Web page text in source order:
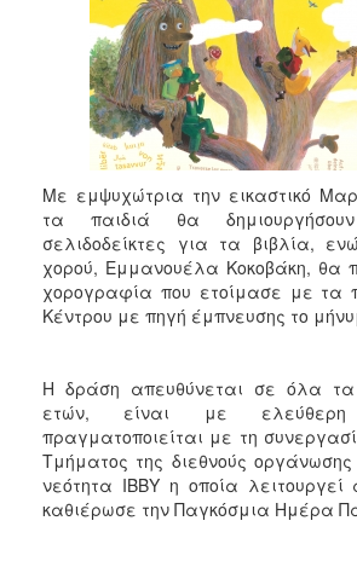
2012
2011
2010
2006
ΤΟΠΟΣ
ΑΝΘΕΚΤΙΚΗ
ΠΟΛΗ
Με εμψυχώτρια την εικαστικό
τα παιδιά θα
σελιδοδείκτες για τα βιβλία,
χορού, Εμμανουέλα Κοκοβάκη, θα
χορογραφία που ετοίμασε με τα
Κέντρου με πηγή έμπνευσης το
Η δράση απευθύνεται σε όλα
ετών, είναι με
πραγματοποιείται με τη
Τμήματος της διεθνούς οργάνωσης
νεότητα ΙΒΒΥ η οποία
καθιέρωσε την Παγκόσμια Ημέρα